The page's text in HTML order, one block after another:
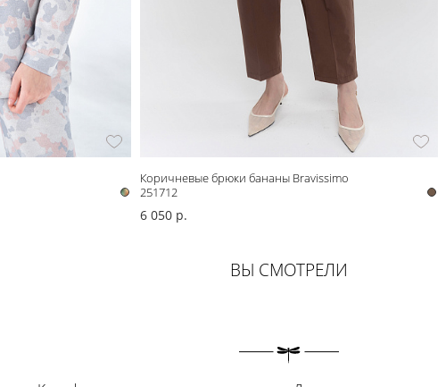
Коричневые брюки бананы Bravissimo
251712
6 050 р.
ВЫ СМОТРЕЛИ